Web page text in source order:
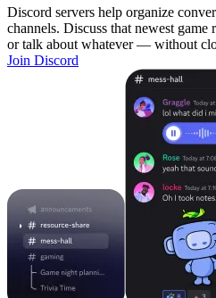
Discord servers help organize
channels. Discuss that newest game
or talk about whatever — without
Join Discord